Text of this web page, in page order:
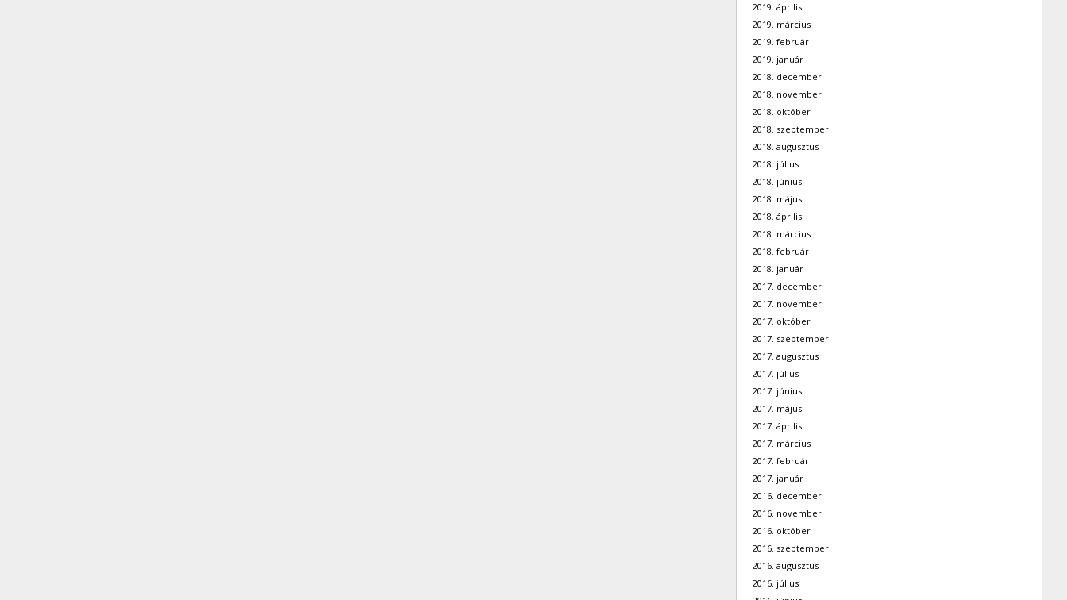
2019. április
2019. március
2019. február
2019. január
2018. december
2018. november
2018. október
2018. szeptember
2018. augusztus
2018. július
2018. június
2018. május
2018. április
2018. március
2018. február
2018. január
2017. december
2017. november
2017. október
2017. szeptember
2017. augusztus
2017. július
2017. június
2017. május
2017. április
2017. március
2017. február
2017. január
2016. december
2016. november
2016. október
2016. szeptember
2016. augusztus
2016. július